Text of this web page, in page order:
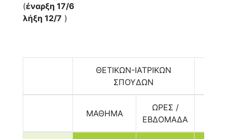
(έναρξη 17/6
λήξη 12/7 )
ΘΕΤΙΚΩΝ-ΙΑΤΡΙΚΩΝ
ΣΠΟΥΔΩΝ
ΜΑΘΗΜΑ
ΩΡΕΣ /
ΕΒΔΟΜΑΔΑ